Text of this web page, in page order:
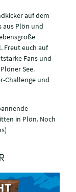
auf dem
aus Plön und
Freut euch auf
Fans und
See.
Challenge und
in Plön. Noch